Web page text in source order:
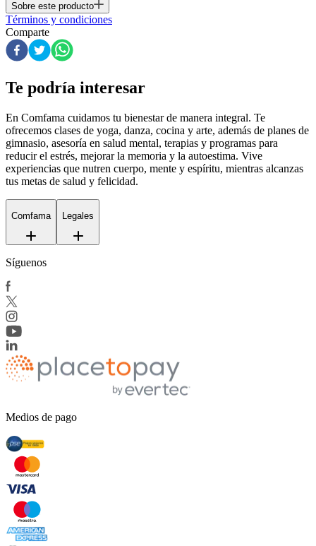
Sobre este producto
Términos y condiciones
Comparte
Te podría interesar
En Comfama cuidamos tu bienestar de manera integral. Te
ofrecemos clases de yoga, danza, cocina y arte, además de planes de
gimnasio, asesoría en salud mental, terapias y programas para
reducir el estrés, mejorar la memoria y la autoestima. Vive
experiencias que nutren cuerpo, mente y espíritu, mientras alcanzas
tus metas de salud y felicidad.
Comfama Legales
Síguenos
Medios de pago